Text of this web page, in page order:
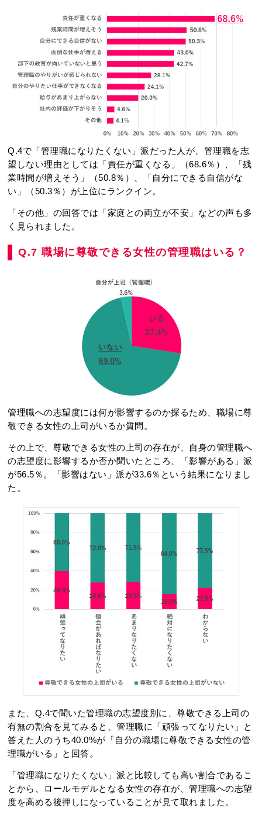
Q.4で「管理職になりたくない」派だった人が、管理職を志
望しない理由としては「責任が重くなる」（68.6％）、「残
業時間が増えそう」（50.8％）、「自分にできる自信がな
い」（50.3％）が上位にランクイン。
「その他」の回答では「家庭との両立が不安」などの声も多
く見られました。
Q.7 職場に尊敬できる女性の管理職はいる？
管理職への志望度には何が影響するのか探るため、職場に尊
敬できる女性の上司がいるか質問。
その上で、尊敬できる女性の上司の存在が、自身の管理職へ
の志望度に影響するか否か聞いたところ、「影響がある」派
が56.5％。「影響はない」派が33.6％という結果になりまし
た。
また、Q.4で聞いた管理職の志望度別に、尊敬できる上司の
有無の割合を見てみると、管理職に「頑張ってなりたい」と
答えた人のうち40.0%が「自分の職場に尊敬できる女性の管
理職がいる」と回答。
「管理職になりたくない」派と比較しても高い割合であるこ
とから、ロールモデルとなる女性の存在が、管理職への志望
度を高める後押しになっていることが見て取れました。